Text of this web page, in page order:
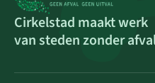
Cirkelstad maakt werk
van steden zonder